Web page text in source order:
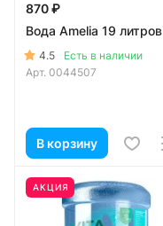
870 ₽
Вода Amelia 19 литров
4.5
Есть в наличии
Арт. 0044507
В корзину
АКЦИЯ